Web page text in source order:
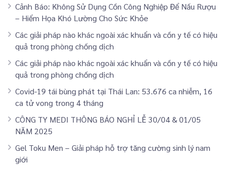
Cảnh Báo: Không Sử Dụng Cồn Công Nghiệp Để Nấu Rượu
– Hiểm Họa Khó Lường Cho Sức Khỏe
Các giải pháp nào khác ngoài xác khuẩn và cồn y tế có hiệu
quả trong phòng chống dịch
Các giải pháp nào khác ngoài xác khuẩn và cồn y tế có hiệu
quả trong phòng chống dịch
Covid-19 tái bùng phát tại Thái Lan: 53.676 ca nhiễm, 16
ca tử vong trong 4 tháng
CÔNG TY MEDI THÔNG BÁO NGHỈ LỄ 30/04 & 01/05
NĂM 2025
Gel Toku Men – Giải pháp hỗ trợ tăng cường sinh lý nam
giới